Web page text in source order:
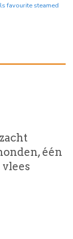
favourite steamed
één